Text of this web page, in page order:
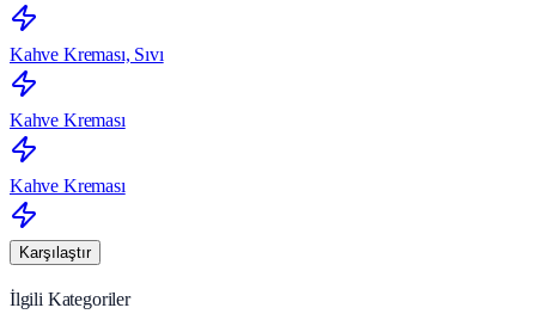
Kahve Kreması, Sıvı
Kahve Kreması
Kahve Kreması
Karşılaştır
İlgili Kategoriler